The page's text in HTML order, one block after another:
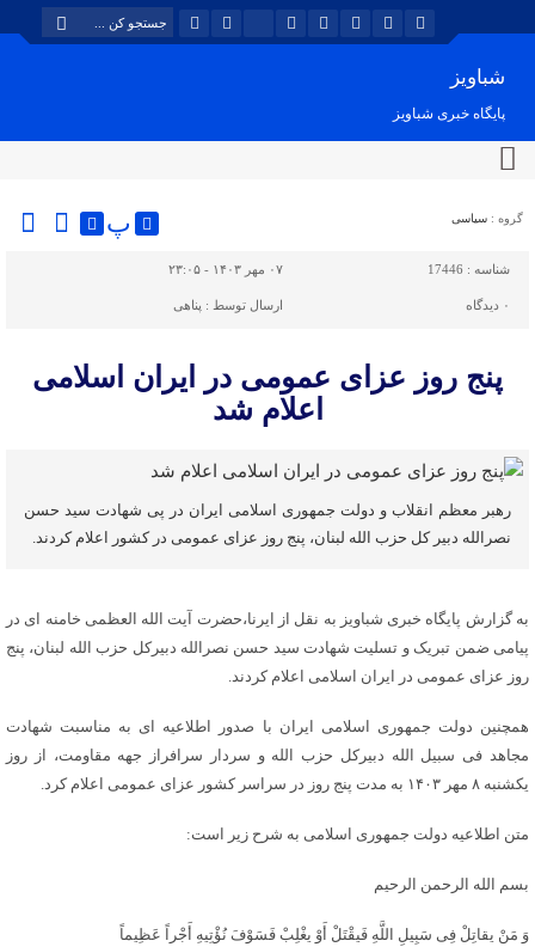
شباویز
پایگاه خبری شباویز
گروه : سیاسی پ
شناسه : 17446 ۰۷ مهر ۱۴۰۳ - ۲۳:۰۵
۰ دیدگاه ارسال توسط : پناهی
پنج روز عزای عمومی در ایران اسلامی
اعلام شد
رهبر معظم انقلاب و دولت جمهوری اسلامی ایران در پی شهادت سید حسن
نصرالله دبیر کل حزب الله لبنان، پنج روز عزای عمومی در کشور اعلام کردند.
به گزارش پایگاه خبری شباویز به نقل از ایرنا،حضرت آیت الله العظمی خامنه ای در
پیامی ضمن تبریک و تسلیت شهادت سید حسن نصرالله دبیرکل حزب الله لبنان، پنج
روز عزای عمومی در ایران اسلامی اعلام کردند.
همچنین دولت جمهوری اسلامی ایران با صدور اطلاعیه ای به مناسبت شهادت
مجاهد فی سبیل الله دبیرکل حزب الله و سردار سرافراز جهه مقاومت، از روز
یکشنبه ۸ مهر ۱۴۰۳ به مدت پنج روز در سراسر کشور عزای عمومی اعلام کرد.
متن اطلاعیه دولت جمهوری اسلامی به شرح زیر است:
بسم الله الرحمن الرحیم
وَ مَنْ یقاتِلْ فِی سَبِیلِ اللَّهِ فَیقْتَلْ أَوْ یغْلِبْ فَسَوْفَ نُؤْتِیهِ أَجْراً عَظِیماً